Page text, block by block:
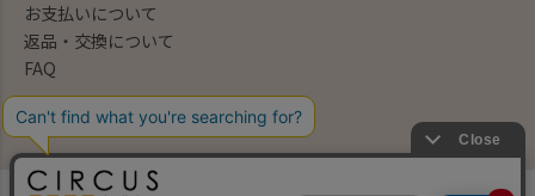
会社概要/お問合せ先
お支払いについて
返品・交換について
FAQ